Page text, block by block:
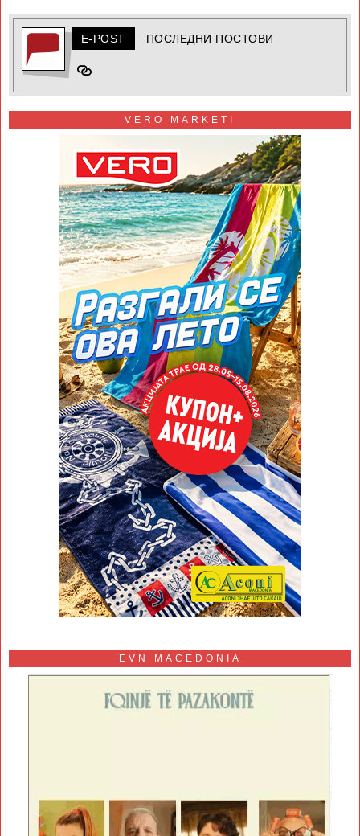
E-POST ПОСЛЕДНИ ПОСТОВИ
VERO MARKETI
EVN MACEDONIA